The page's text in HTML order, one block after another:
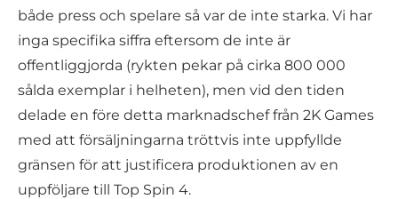
både press och spelare så var de inte starka. Vi har
inga specifika siffra eftersom de inte är
offentliggjorda (rykten pekar på cirka 800 000
sålda exemplar i helheten), men vid den tiden
delade en före detta marknadschef från 2K Games
med att försäljningarna tröttvis inte uppfyllde
gränsen för att justificera produktionen av en
uppföljare till Top Spin 4.